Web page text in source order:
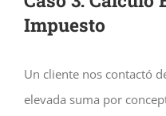
Impuesto
Un cliente nos contactó
elevada suma por